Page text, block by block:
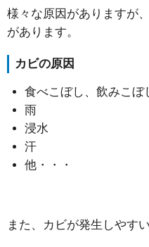
様々な原因がありますが
があります。
カビの原因
食べこぼし、飲みこぼ
雨
浸水
汗
他・・・
また、カビが発生しやす